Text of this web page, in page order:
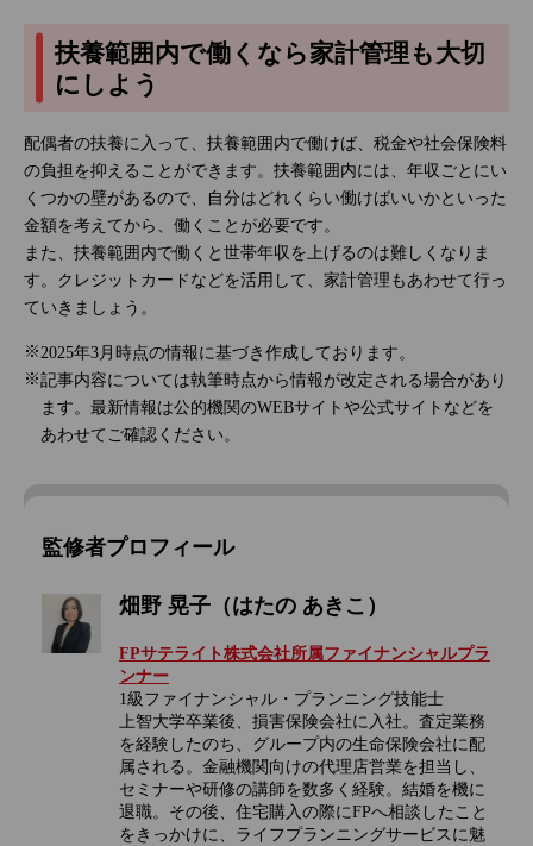
扶養範囲内で働くなら家計管理も大切
にしよう
配偶者の扶養に入って、扶養範囲内で働けば、税金や社会保険料
の負担を抑えることができます。扶養範囲内には、年収ごとにい
くつかの壁があるので、自分はどれくらい働けばいいかといった
金額を考えてから、働くことが必要です。
また、扶養範囲内で働くと世帯年収を上げるのは難しくなりま
す。クレジットカードなどを活用して、家計管理もあわせて行っ
ていきましょう。
2025年3月時点の情報に基づき作成しております。
記事内容については執筆時点から情報が改定される場合があり
ます。最新情報は公的機関のWEBサイトや公式サイトなどを
あわせてご確認ください。
監修者プロフィール
畑野 晃子（はたの あきこ）
FPサテライト株式会社所属ファイナンシャルプラ
ンナー
1級ファイナンシャル・プランニング技能士
上智大学卒業後、損害保険会社に入社。査定業務
を経験したのち、グループ内の生命保険会社に配
属される。金融機関向けの代理店営業を担当し、
セミナーや研修の講師を数多く経験。結婚を機に
退職。その後、住宅購入の際にFPへ相談したこと
をきっかけに、ライフプランニングサービスに魅